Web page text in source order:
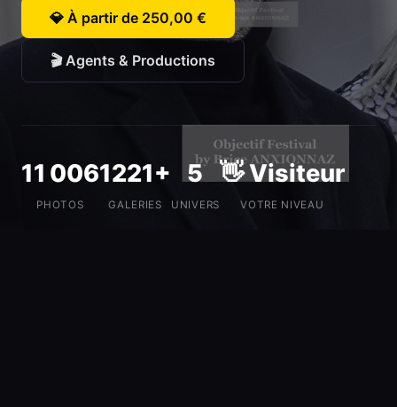
💎 À partir de 250,00 €
🎬 Agents & Productions
11 006
PHOTOS
1221+
GALERIES
5
UNIVERS
👋 Visiteur
VOTRE NIVEAU